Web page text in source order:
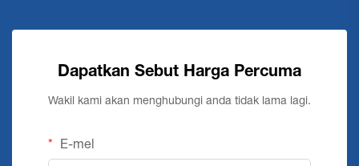
Dapatkan Sebut Harga Percuma
Wakil kami akan menghubungi anda tidak lama lagi.
E-mel